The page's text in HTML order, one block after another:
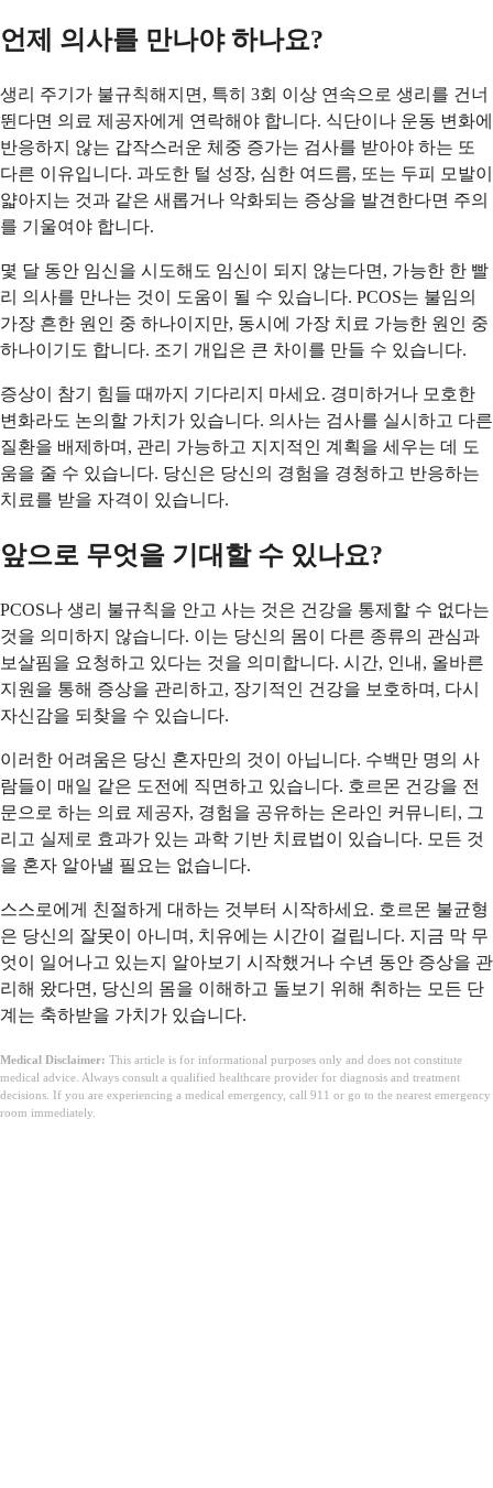
언제 의사를 만나야 하나요?
생리 주기가 불규칙해지면, 특히 3회 이상 연속으로 생리를 건너
뛴다면 의료 제공자에게 연락해야 합니다. 식단이나 운동 변화에
반응하지 않는 갑작스러운 체중 증가는 검사를 받아야 하는 또
다른 이유입니다. 과도한 털 성장, 심한 여드름, 또는 두피 모발이
얇아지는 것과 같은 새롭거나 악화되는 증상을 발견한다면 주의
를 기울여야 합니다.
몇 달 동안 임신을 시도해도 임신이 되지 않는다면, 가능한 한 빨
리 의사를 만나는 것이 도움이 될 수 있습니다. PCOS는 불임의
가장 흔한 원인 중 하나이지만, 동시에 가장 치료 가능한 원인 중
하나이기도 합니다. 조기 개입은 큰 차이를 만들 수 있습니다.
증상이 참기 힘들 때까지 기다리지 마세요. 경미하거나 모호한
변화라도 논의할 가치가 있습니다. 의사는 검사를 실시하고 다른
질환을 배제하며, 관리 가능하고 지지적인 계획을 세우는 데 도
움을 줄 수 있습니다. 당신은 당신의 경험을 경청하고 반응하는
치료를 받을 자격이 있습니다.
앞으로 무엇을 기대할 수 있나요?
PCOS나 생리 불규칙을 안고 사는 것은 건강을 통제할 수 없다는
것을 의미하지 않습니다. 이는 당신의 몸이 다른 종류의 관심과
보살핌을 요청하고 있다는 것을 의미합니다. 시간, 인내, 올바른
지원을 통해 증상을 관리하고, 장기적인 건강을 보호하며, 다시
자신감을 되찾을 수 있습니다.
이러한 어려움은 당신 혼자만의 것이 아닙니다. 수백만 명의 사
람들이 매일 같은 도전에 직면하고 있습니다. 호르몬 건강을 전
문으로 하는 의료 제공자, 경험을 공유하는 온라인 커뮤니티, 그
리고 실제로 효과가 있는 과학 기반 치료법이 있습니다. 모든 것
을 혼자 알아낼 필요는 없습니다.
스스로에게 친절하게 대하는 것부터 시작하세요. 호르몬 불균형
은 당신의 잘못이 아니며, 치유에는 시간이 걸립니다. 지금 막 무
엇이 일어나고 있는지 알아보기 시작했거나 수년 동안 증상을 관
리해 왔다면, 당신의 몸을 이해하고 돌보기 위해 취하는 모든 단
계는 축하받을 가치가 있습니다.
Medical Disclaimer: This article is for informational purposes only and does not constitute
medical advice. Always consult a qualified healthcare provider for diagnosis and treatment
decisions. If you are experiencing a medical emergency, call 911 or go to the nearest emergency
room immediately.